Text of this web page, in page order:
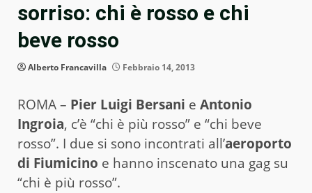
sorriso: chi è rosso e chi
beve rosso
Alberto Francavilla Febbraio 14, 2013
ROMA – Pier Luigi Bersani e Antonio
Ingroia, c’è “chi è più rosso” e “chi beve
rosso”. I due si sono incontrati all’aeroporto
di Fiumicino e hanno inscenato una gag su
“chi è più rosso”.